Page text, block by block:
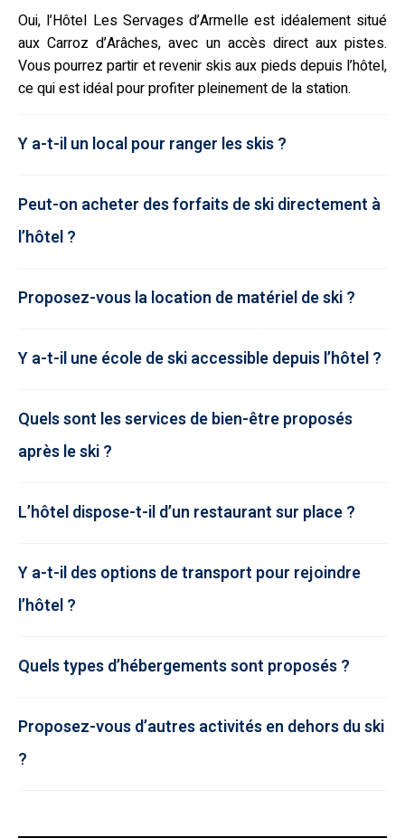
Oui, l’Hôtel Les Servages d’Armelle est idéalement situé
aux Carroz d’Arâches, avec un accès direct aux pistes.
Vous pourrez partir et revenir skis aux pieds depuis l’hôtel,
ce qui est idéal pour profiter pleinement de la station.
Y a-t-il un local pour ranger les skis ?
Peut-on acheter des forfaits de ski directement à
l’hôtel ?
Proposez-vous la location de matériel de ski ?
Y a-t-il une école de ski accessible depuis l’hôtel ?
Quels sont les services de bien-être proposés
après le ski ?
L’hôtel dispose-t-il d’un restaurant sur place ?
Y a-t-il des options de transport pour rejoindre
l’hôtel ?
Quels types d’hébergements sont proposés ?
Proposez-vous d’autres activités en dehors du ski
?